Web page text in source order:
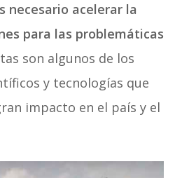
necesario acelerar la
para las problemáticas
son algunos de los
y tecnologías que
impacto en el país y el